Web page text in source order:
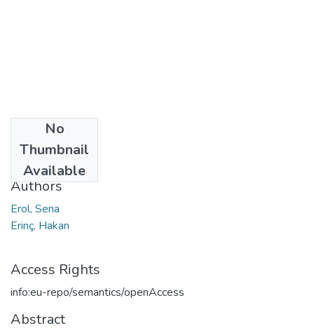
No
Thumbnail
Available
2023
Authors
Erol, Sena
Erinç, Hakan
Access Rights
info:eu-repo/semantics/openAccess
Abstract